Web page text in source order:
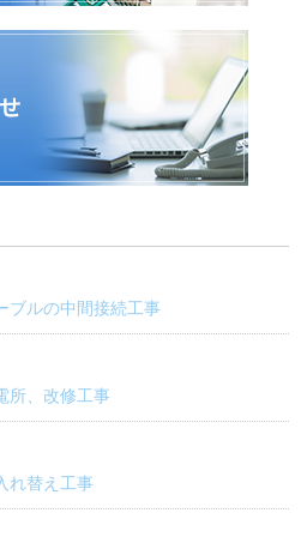
ブルの中間接続工事
所、改修工事
れ替え工事